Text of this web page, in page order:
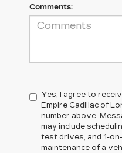
Comments:
Yes, I agree to
Empire Cadillac of
number above.
may include
test drives, and 1-
maintenance of a